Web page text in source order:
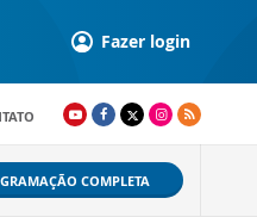
Fazer login
COMPLETA